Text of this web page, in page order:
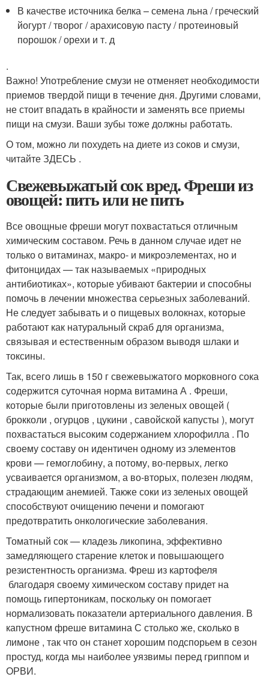
В качестве источника белка – семена льна / греческий
йогурт / творог / арахисовую пасту / протеиновый
порошок / орехи и т. д
.
Важно! Употребление смузи не отменяет необходимости
приемов твердой пищи в течение дня. Другими словами,
не стоит впадать в крайности и заменять все приемы
пищи на смузи. Ваши зубы тоже должны работать.
О том, можно ли похудеть на диете из соков и смузи,
читайте ЗДЕСЬ .
Свежевыжатый сок вред. Фреши из
овощей: пить или не пить
Все овощные фреши могут похвастаться отличным
химическим составом. Речь в данном случае идет не
только о витаминах, макро- и микроэлементах, но и
фитонцидах — так называемых «природных
антибиотиках», которые убивают бактерии и способны
помочь в лечении множества серьезных заболеваний.
Не следует забывать и о пищевых волокнах, которые
работают как натуральный скраб для организма,
связывая и естественным образом выводя шлаки и
токсины.
Так, всего лишь в 150 г свежевыжатого морковного сока
содержится суточная норма витамина А . Фреши,
которые были приготовлены из зеленых овощей (
брокколи , огурцов , цукини , савойской капусты ), могут
похвастаться высоким содержанием хлорофилла . По
своему составу он идентичен одному из элементов
крови — гемоглобину, а потому, во-первых, легко
усваивается организмом, а во-вторых, полезен людям,
страдающим анемией. Также соки из зеленых овощей
способствуют очищению печени и помогают
предотвратить онкологические заболевания.
Томатный сок — кладезь ликопина, эффективно
замедляющего старение клеток и повышающего
резистентность организма. Фреш из картофеля
благодаря своему химическом составу придет на
помощь гипертоникам, поскольку он помогает
нормализовать показатели артериального давления. В
капустном фреше витамина С столько же, сколько в
лимоне , так что он станет хорошим подспорьем в сезон
простуд, когда мы наиболее уязвимы перед гриппом и
ОРВИ.